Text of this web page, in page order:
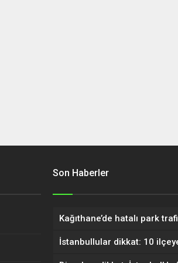
Son Haberler